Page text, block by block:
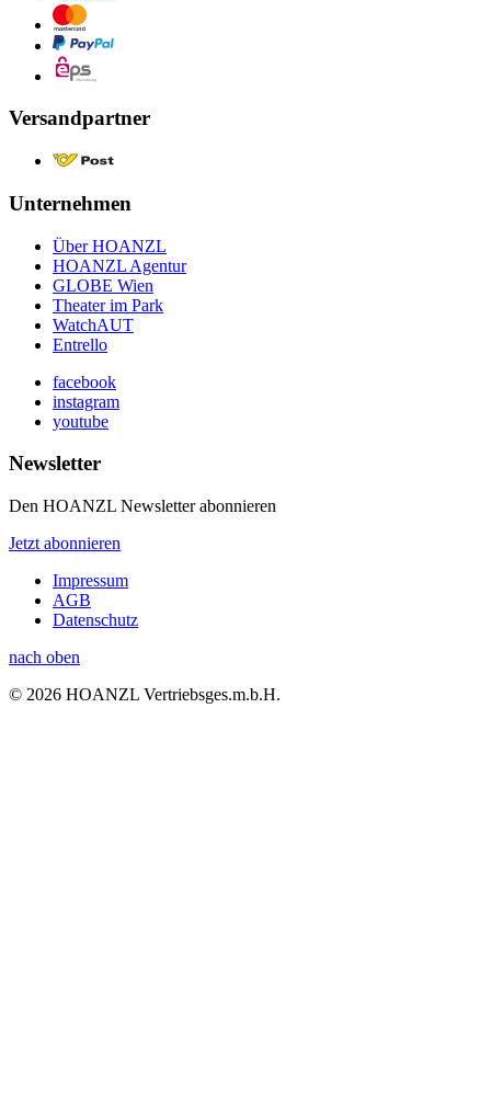
Versandpartner
Unternehmen
Über HOANZL
HOANZL Agentur
GLOBE Wien
Theater im Park
WatchAUT
Entrello
facebook
instagram
youtube
Newsletter
Den HOANZL Newsletter abonnieren
Jetzt abonnieren
Impressum
AGB
Datenschutz
nach oben
© 2026 HOANZL Vertriebsges.m.b.H.